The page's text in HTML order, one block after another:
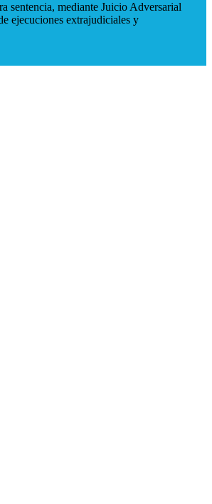
sentencia, mediante Juicio Adversarial
ejecuciones extrajudiciales y